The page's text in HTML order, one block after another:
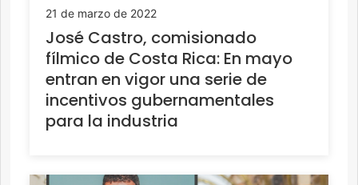
21 de marzo de 2022
José Castro, comisionado
fílmico de Costa Rica: En mayo
entran en vigor una serie de
incentivos gubernamentales
para la industria